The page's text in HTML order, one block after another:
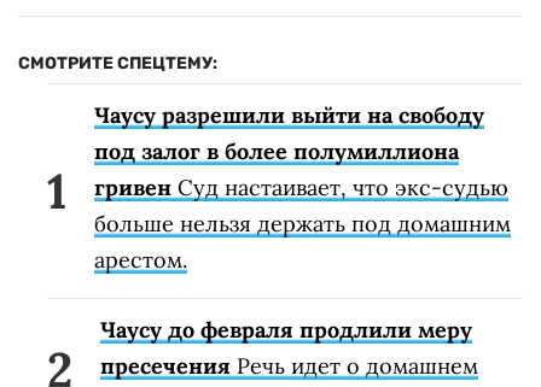
СМОТРИТЕ СПЕЦТЕМУ:
Чаусу разрешили выйти на свободу
под залог в более полумиллиона
гривен Суд настаивает, что экс-судью
больше нельзя держать под домашним
арестом.
Чаусу до февраля продлили меру
пресечения Речь идет о домашнем